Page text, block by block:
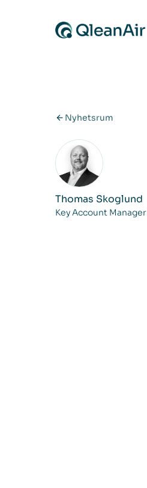
Nyhetsrum
Thomas Skoglund
Key Account Manager